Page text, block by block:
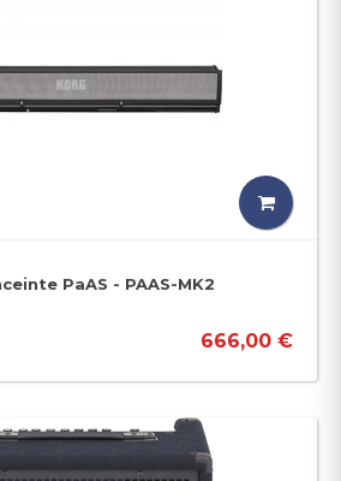
PaAS - PAAS-MK2
666,00 €